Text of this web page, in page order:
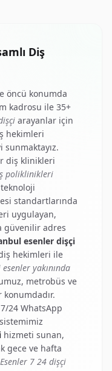
Diş
öncü konumda
kadrosu ile 35+
arayanlar için
hekimleri
diş klinikleri
poliklinikleri
standartlarında
uygulayan,
güvenilir adres
esenler dişçi
hekimleri ile
esenler yakınında
metrobüs ve
24 WhatsApp
hizmeti sunan,
gece ve hafta
Esenler 7 24 dişçi